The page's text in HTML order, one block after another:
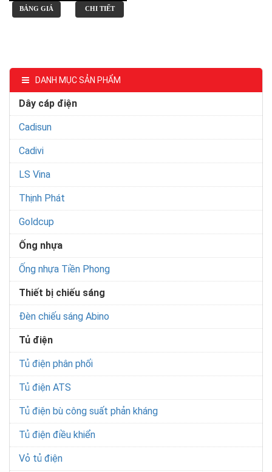
BẢNG GIÁ CHI TIẾT
DANH MỤC SẢN PHẨM
Dây cáp điện
Cadisun
Cadivi
LS Vina
Thịnh Phát
Goldcup
Ống nhựa
Ống nhựa Tiền Phong
Thiết bị chiếu sáng
Đèn chiếu sáng Abino
Tủ điện
Tủ điện phân phối
Tủ điện ATS
Tủ điện bù công suất phản kháng
Tủ điện điều khiển
Vỏ tủ điện